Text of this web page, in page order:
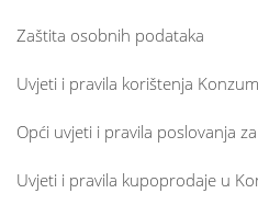
Zaštita osobnih podataka
Uvjeti i pravila korištenja
Opći uvjeti i pravila poslovanja
Uvjeti i pravila kupoprodaje u